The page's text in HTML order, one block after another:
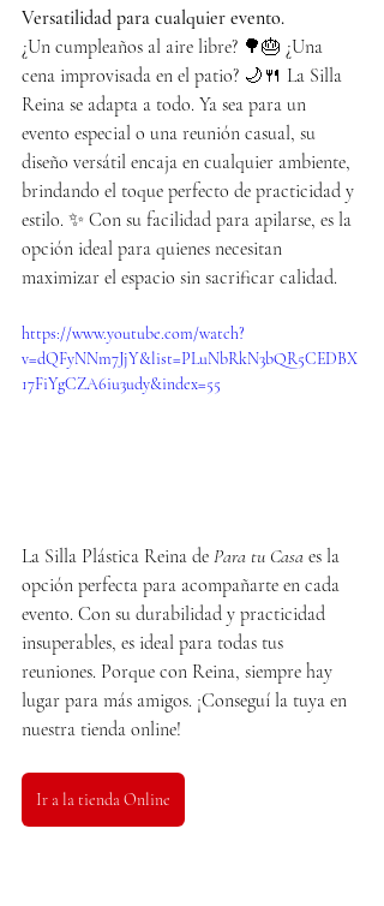
Versatilidad para cualquier evento.
¿Un cumpleaños al aire libre? 🌳🎂 ¿Una
cena improvisada en el patio? 🌙🍴 La Silla
Reina se adapta a todo. Ya sea para un
evento especial o una reunión casual, su
diseño versátil encaja en cualquier ambiente,
brindando el toque perfecto de practicidad y
estilo. ✨ Con su facilidad para apilarse, es la
opción ideal para quienes necesitan
maximizar el espacio sin sacrificar calidad.
https://www.youtube.com/watch?
v=dQFyNNm7JjY&list=PLuNbRkN3bQR5CEDBX
17FiYgCZA6iu3udy&index=55
La Silla Plástica Reina de Para tu Casa es la
opción perfecta para acompañarte en cada
evento. Con su durabilidad y practicidad
insuperables, es ideal para todas tus
reuniones. Porque con Reina, siempre hay
lugar para más amigos. ¡Conseguí la tuya en
nuestra tienda online!
Ir a la tienda Online